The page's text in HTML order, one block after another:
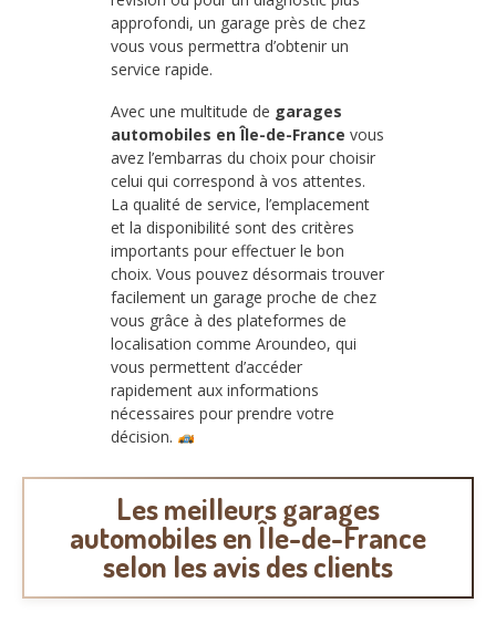
approfondi, un garage près de chez
vous vous permettra d’obtenir un
service rapide.
Avec une multitude de garages
automobiles en Île-de-France vous
avez l’embarras du choix pour choisir
celui qui correspond à vos attentes.
La qualité de service, l’emplacement
et la disponibilité sont des critères
importants pour effectuer le bon
choix. Vous pouvez désormais trouver
facilement un garage proche de chez
vous grâce à des plateformes de
localisation comme Aroundeo, qui
vous permettent d’accéder
rapidement aux informations
nécessaires pour prendre votre
décision.
Les meilleursgarages
automobiles en Île-de-France
selon les avis des clients